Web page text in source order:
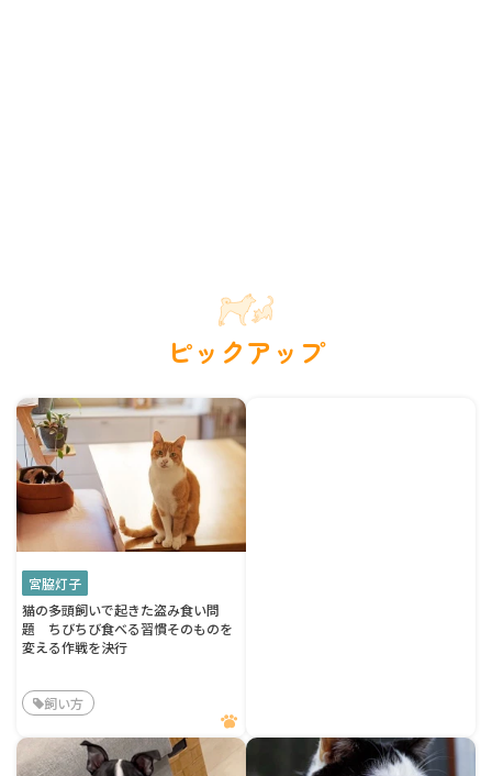
ピックアップ
宮脇灯子
猫の多頭飼いで起きた盗み食い問
題 ちびちび食べる習慣そのものを
変える作戦を決行
飼い方